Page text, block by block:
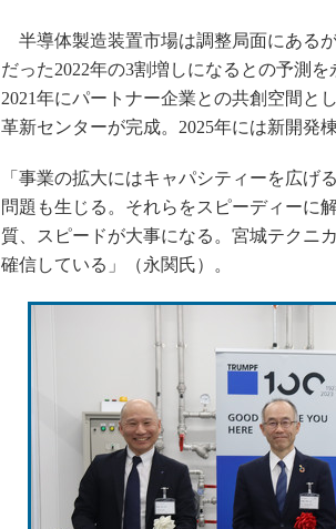
半導体製造装置市場は調整局面にある
だった2022年の3割増しになるとの予測
2021年にパートナー企業との共創空間と
革新センターが完成。2025年には新開発
「事業の拡大にはキャパシティーを広げ
問題も生じる。それらをスピーディーに
質、スピードが大事になる。宮城テクニ
確信している」（永関氏）。